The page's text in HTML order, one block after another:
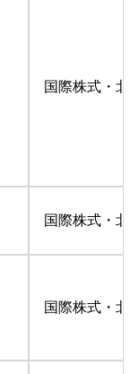
国際株式・
国際株式・
国際株式・